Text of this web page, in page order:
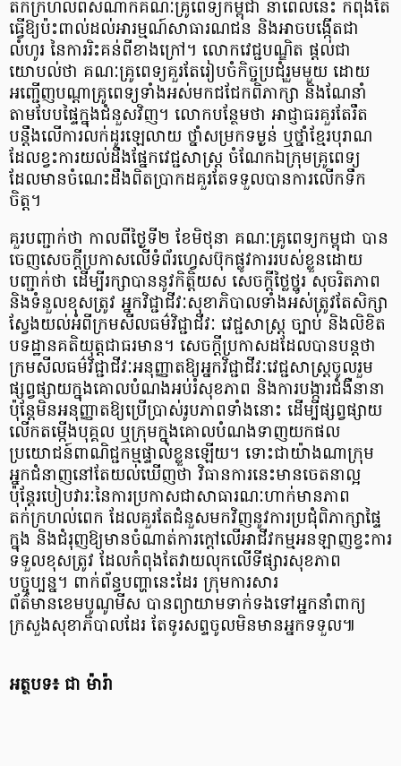
តក់ក្រហល់ពីសំណាក់គណៈគ្រូពេទ្យកម្ពុជា នាពេលនេះ កំពុងតែ
ធ្វើឱ្យប៉ះពាល់ដល់អារម្មណ៍សាធារណជន និងអាចបង្កើតជា
លំហូរ នៃការរិះគន់ពីខាងក្រៅ។ លោកវេជ្ជបណ្ឌិត ផ្តល់ជា
យោបល់ថា គណៈគ្រូពេទ្យគួរតែរៀបចំកិច្ចប្រជុំរួមមួយ ដោយ
អញ្ជើញបណ្តាគ្រូពេទ្យទាំងអស់មកជជែកពិភាក្សា និងណែនាំ
តាមបែបផ្ទៃក្នុងជំនួសវិញ។ លោកបន្ថែមថា អាជ្ញាធរគួរតែរឹត
បន្តឹងលើការលក់ដូរឡេលាយ ថ្នាំសម្រកទម្ងន់ ឬថ្នាំខ្មែរបុរាណ
ដែលខ្វះការយល់ដឹងផ្នែកវេជ្ជសាស្ត្រ ចំណែកឯក្រុមគ្រូពេទ្យ
ដែលមានចំណេះដឹងពិតប្រាកដគួរតែទទួលបានការលើកទឹក
ចិត្ត។
គួរបញ្ជាក់ថា កាលពីថ្ងៃទី២ ខែមិថុនា គណៈគ្រូពេទ្យកម្ពុជា បាន
ចេញសេចក្ដីប្រកាសលើទំព័រហ្វេសប៊ុកផ្លូវការរបស់ខ្លួនដោយ
បញ្ជាក់ថា ដើម្បីរក្សាបាននូវកិត្តិយស សេចក្ដីថ្លៃថ្នូរ សុចរិតភាព
និងទំនួលខុសត្រូវ អ្នកវិជ្ជាជីវៈសុខាភិបាលទាំងអស់ត្រូវតែសិក្សា
ស្វែងយល់អំពីក្រមសីលធម៌វិជ្ជាជីវៈ វេជ្ជសាស្ត្រ ច្បាប់ និងលិខិត
បទដ្ឋានគតិយុត្តជាធរមាន។ សេចក្តីប្រកាសដដែលបានបន្តថា
ក្រមសីលធម៌វិជ្ជាជីវៈអនុញ្ញាតឱ្យអ្នកវិជ្ជាជីវៈវេជ្ជសាស្ត្រចូលរួម
ផ្សព្វផ្សាយក្នុងគោលបំណងអប់រំសុខភាព និងការបង្ការជំងឺនានា
ប៉ុន្តែមិនអនុញ្ញាតឱ្យប្រើប្រាស់រូបភាពទាំងនោះ ដើម្បីផ្សព្វផ្សាយ
លើកតម្កើងបុគ្គល ឬក្រុមក្នុងគោលបំណងទាញយកផល
ប្រយោជន៍ពាណិជ្ជកម្មផ្ទាល់ខ្លួនឡើយ។ ទោះជាយ៉ាងណាក្រុម
អ្នកជំនាញនៅតែយល់ឃើញថា វិធានការនេះមានចេតនាល្អ
ប៉ុន្តែរបៀបវារៈនៃការប្រកាសជាសាធារណៈហាក់មានភាព
តក់ក្រហល់ពេក ដែលគួរតែជំនួសមកវិញនូវការប្រជុំពិភាក្សាផ្ទៃ
ក្នុង និងជំរុញឱ្យមានចំណាត់ការក្តៅលើអាជីវកម្មអនឡាញខ្វះការ
ទទួលខុសត្រូវ ដែលកំពុងតែវាយលុកលើទីផ្សារសុខភាព
បច្ចុប្បន្ន។ ពាក់ព័ន្ធបញ្ហានេះដែរ ក្រុមការសារ
ព័ត៌មានខេមបូណូមីស បានព្យាយាមទាក់ទងទៅអ្នកនាំពាក្យ
ក្រសួងសុខាភិបាលដែរ តែទូរសព្ទចូលមិនមានអ្នកទទួល៕
អត្ថបទ៖ ជា ម៉ារ៉ា